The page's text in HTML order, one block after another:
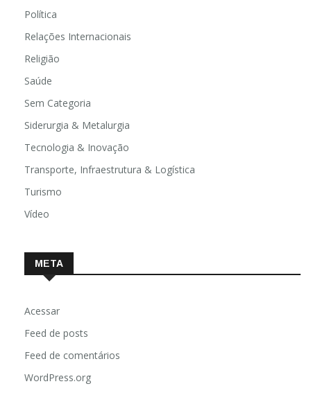
Política
Relações Internacionais
Religião
Saúde
Sem Categoria
Siderurgia & Metalurgia
Tecnologia & Inovação
Transporte, Infraestrutura & Logística
Turismo
Vídeo
META
Acessar
Feed de posts
Feed de comentários
WordPress.org